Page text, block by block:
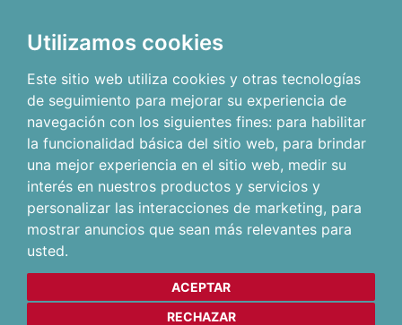
Utilizamos cookies
Este sitio web utiliza cookies y otras tecnologías
de seguimiento para mejorar su experiencia de
navegación con los siguientes fines: para habilitar
la funcionalidad básica del sitio web, para brindar
una mejor experiencia en el sitio web, medir su
interés en nuestros productos y servicios y
personalizar las interacciones de marketing, para
mostrar anuncios que sean más relevantes para
usted.
ACEPTAR
RECHAZAR